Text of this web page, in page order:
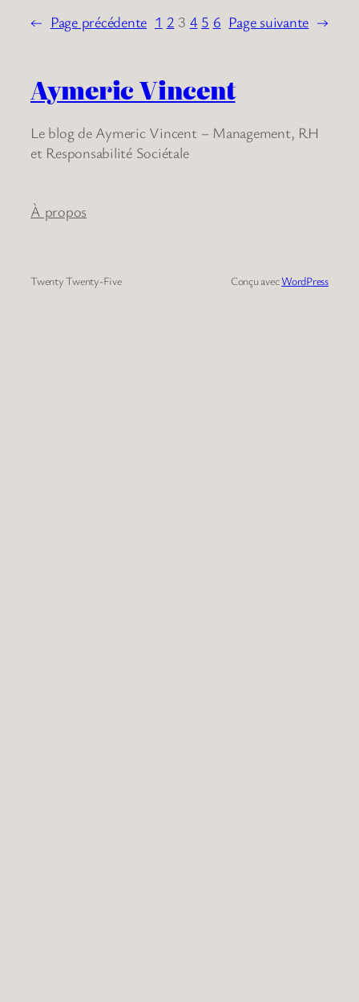
← Page précédente 1 2 3 4 5 6 Page suivante →
Aymeric Vincent
Le blog de Aymeric Vincent – Management, RH
et Responsabilité Sociétale
À propos
Twenty Twenty-Five Conçu avecWordPress